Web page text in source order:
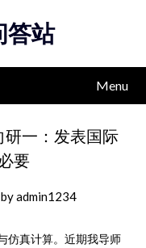
站
Menu
一：发表国际
要
byadmin1234
仿真计算。近期我导师